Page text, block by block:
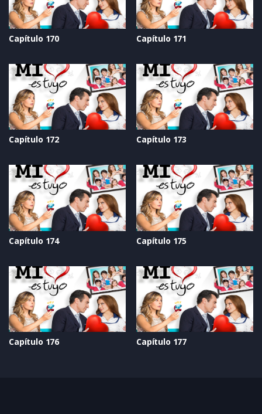
Capítulo 170 Capítulo 171
Capítulo 172 Capítulo 173
Capítulo 174 Capítulo 175
Capítulo 176 Capítulo 177